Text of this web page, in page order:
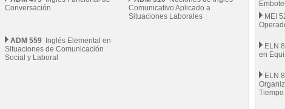
Conversación
Comunicativo Aplicado a
Situaciones Laborales
ADM 559Inglés Elemental en
Situaciones de Comunicación
Social y Laboral
MEI
ELN
en
ELN
Tiempo